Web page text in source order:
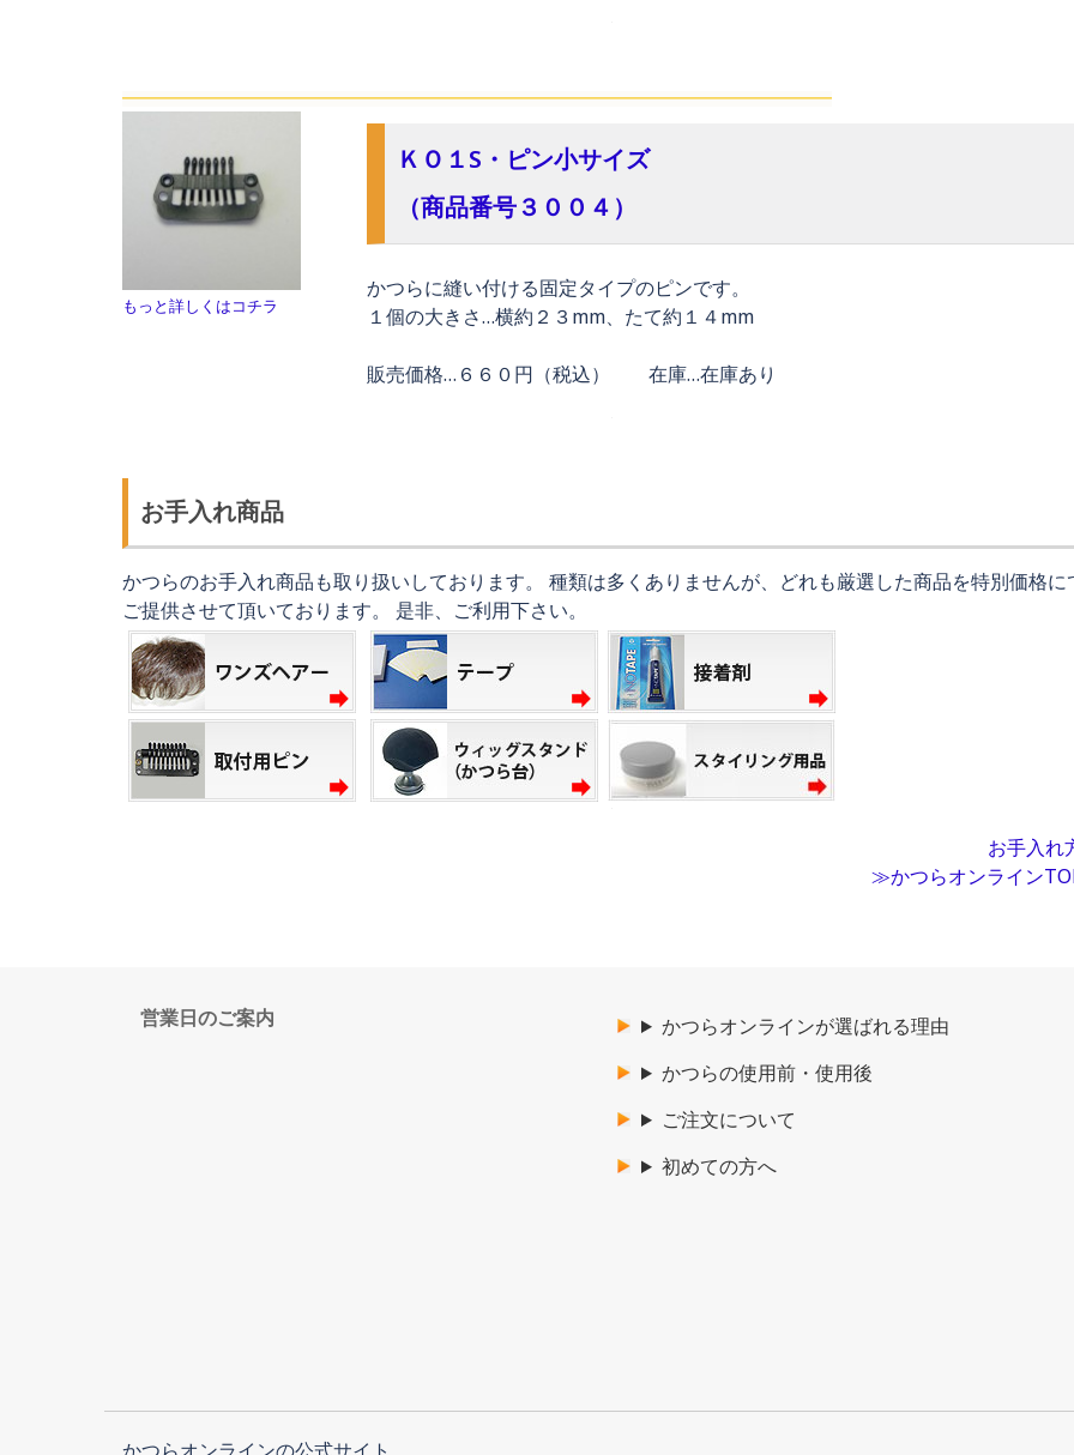
ＫＯ１S・ピン小サイズ
（商品番号３００４）
かつらに縫い付ける固定タイプのピンです。
１個の大きさ…横約２３mm、たて約１４mm
販売価格…６６０円（税込） 在庫…在庫あり
もっと詳しくはコチラ
お手入れ商品
かつらのお手入れ商品も取り扱いしております。 種類は多くありませんが、どれも厳選した商品を特別価格に
ご提供させて頂いております。 是非、ご利用下さい。
お手入れ
≫かつらオンライン
営業日のご案内
かつらオンラインが選ばれる理由
かつらの使用前・使用後
ご注文について
初めての方へ